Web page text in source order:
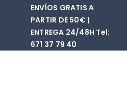
contenido
ENVÍOS GRATIS A
PARTIR DE 50€ |
ENTREGA 24/48H Tel:
671 37 79 40‬